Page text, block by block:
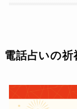
電話占いの祈